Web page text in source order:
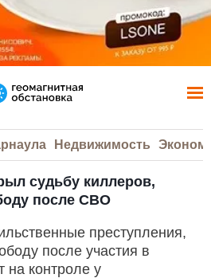
Недвижимость
судьбу киллеров,
после СВО
преступления,
после участия в
на контроле у